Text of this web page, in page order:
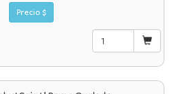
Precio $